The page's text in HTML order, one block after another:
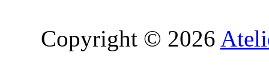
Copyright © 2026